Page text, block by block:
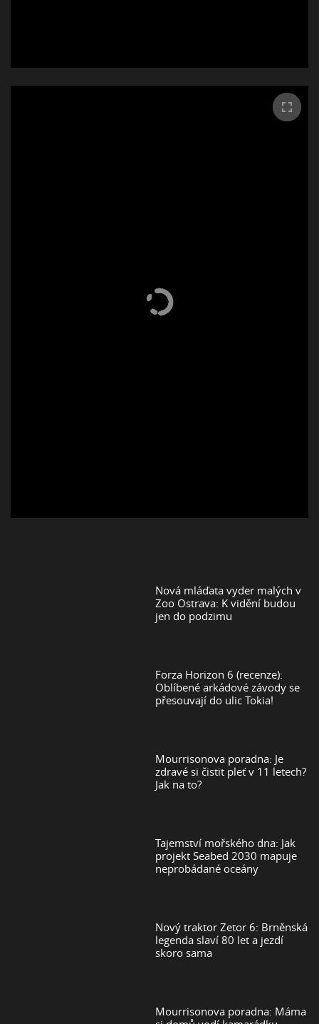
Nová mláďata vyder malých v
Zoo Ostrava: K vidění budou
jen do podzimu
Forza Horizon 6 (recenze):
Oblíbené arkádové závody se
přesouvají do ulic Tokia!
Mourrisonova poradna: Je
zdravé si čistit pleť v 11 letech?
Jak na to?
Tajemství mořského dna: Jak
projekt Seabed 2030 mapuje
neprobádané oceány
Nový traktor Zetor 6: Brněnská
legenda slaví 80 let a jezdí
skoro sama
Mourrisonova poradna: Máma